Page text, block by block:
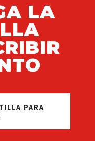
LA
PARA